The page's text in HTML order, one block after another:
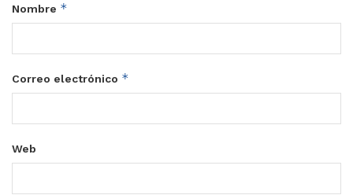
Nombre *
Correo electrónico *
Web